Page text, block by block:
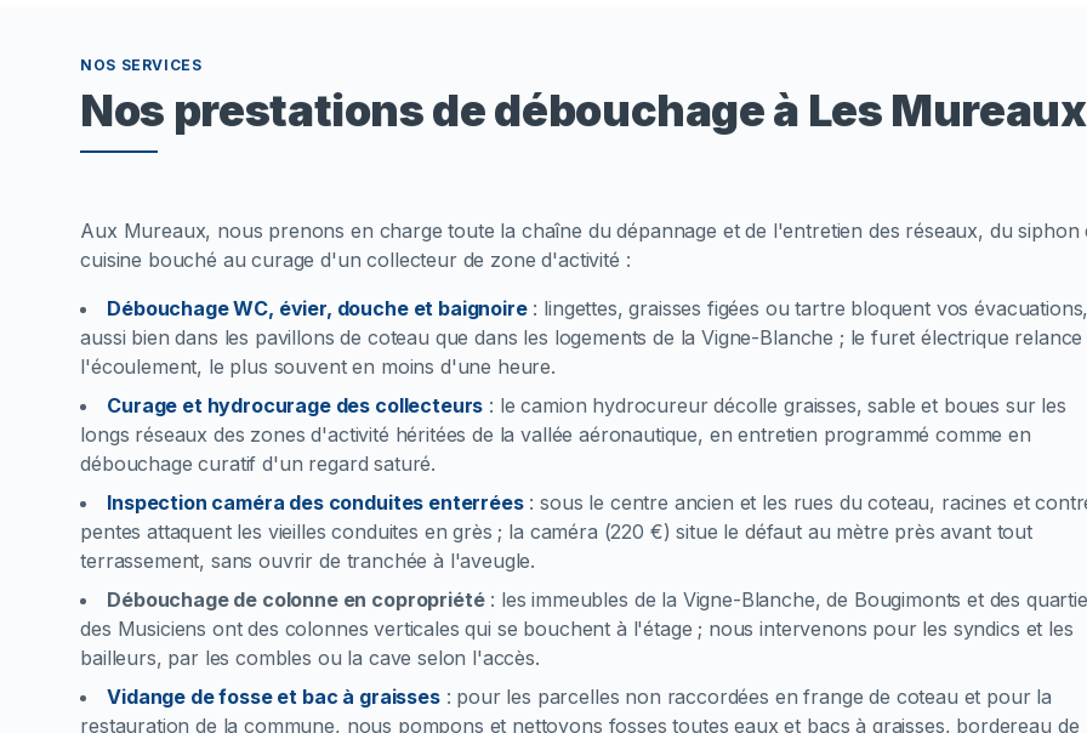
NOS SERVICES
Nos prestations de débouchage à Les Mureaux
Aux Mureaux, nous prenons en charge toute la chaîne du dépannage et de l'entretien des réseaux, du siphon
cuisine bouché au curage d'un collecteur de zone d'activité :
Débouchage WC, évier, douche et baignoire: lingettes, graisses figées ou tartre bloquent vos évacuations,
aussi bien dans les pavillons de coteau que dans les logements de la Vigne-Blanche ; le furet électrique relance
l'écoulement, le plus souvent en moins d'une heure.
Curage et hydrocurage des collecteurs : le camion hydrocureur décolle graisses, sable et boues sur les
longs réseaux des zones d'activité héritées de la vallée aéronautique, en entretien programmé comme en
débouchage curatif d'un regard saturé.
Inspection caméra des conduites enterrées:sous le centre ancien et les rues du coteau, racines et
pentes attaquent les vieilles conduites en grès ; la caméra (220 €) situe le défaut au mètre près avant tout
terrassement, sans ouvrir de tranchée à l'aveugle.
Débouchage de colonne en copropriété: les immeubles de la Vigne-Blanche, de Bougimonts et des
des Musiciens ont des colonnes verticales qui se bouchent à l'étage ; nous intervenons pour les syndics et les
bailleurs, par les combles ou la cave selon l'accès.
Vidange de fosse et bac à graisses: pour les parcelles non raccordées en frange de coteau et pour la
restauration de la commune, nous pompons et nettoyons fosses toutes eaux et bacs à graisses, bordereau de